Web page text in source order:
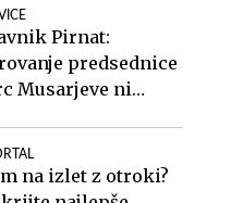
Pirnat:
predsednice
Musarjeve ni
na izlet z otroki?